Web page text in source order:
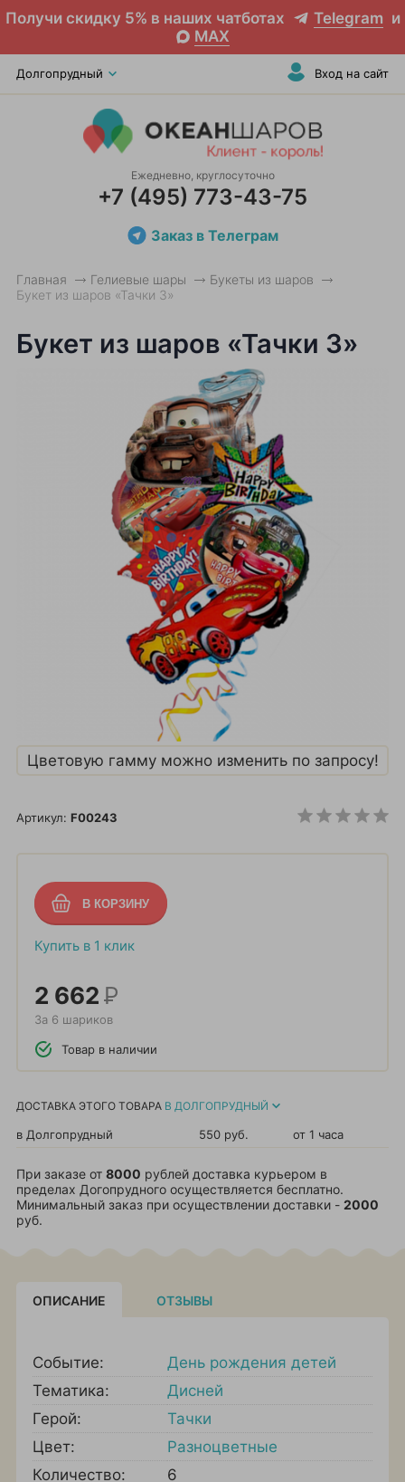
Получи скидку 5% в наших чатботах Telegram и
MAX
Долгопрудный Вход на сайт
Ежедневно, круглосуточно
+7 (495) 773-43-75
Заказ в Телеграм
Главная Гелиевые шары
Букеты из шаров
Букет из шаров «Тачки 3»
Букет из шаров «Тачки 3»
Цветовую гамму можно изменить по запросу!
Артикул: F00243
Купить в 1 клик
2 662Р
За 6 шариков
Товар в наличии
ДОСТАВКА ЭТОГО ТОВАРА В ДОЛГОПРУДНЫЙ
в Долгопрудный 550 руб. от 1 часа
При заказе от 8000 рублей доставка курьером в
пределах Догопрудного осуществляется бесплатно.
Минимальный заказ при осуществлении доставки - 2000
руб.
ОПИСАНИЕ ОТЗЫВЫ
Событие:
День рождения детей
Тематика:
Дисней
Герой:
Тачки
Цвет:
Разноцветные
Количество:
6